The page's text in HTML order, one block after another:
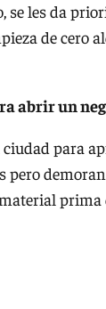
les da
de cero
abrir un
para